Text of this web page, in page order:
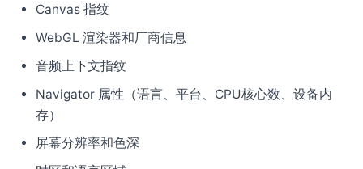
Canvas 指纹
WebGL 渲染器和厂商信息
音频上下文指纹
Navigator 属性（语言、平台、CPU核心数、设备内
存）
屏幕分辨率和色深